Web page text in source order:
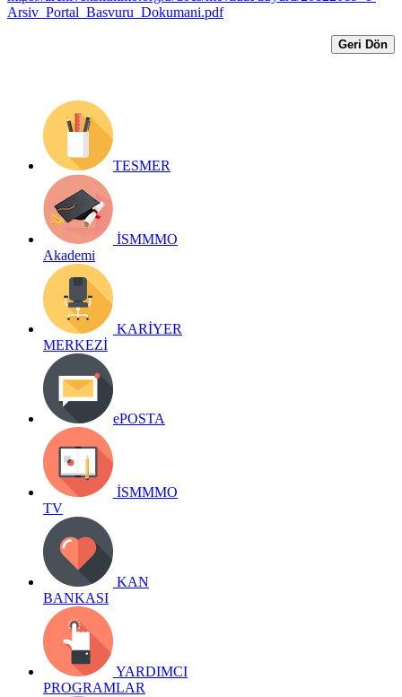
Arsiv_Portal_Basvuru_Dokumani.pdf
Geri Dön
TESMER
İSMMMO
Akademi
KARİYER
MERKEZİ
ePOSTA
İSMMMO
TV
KAN
BANKASI
YARDIMCI
PROGRAMLAR